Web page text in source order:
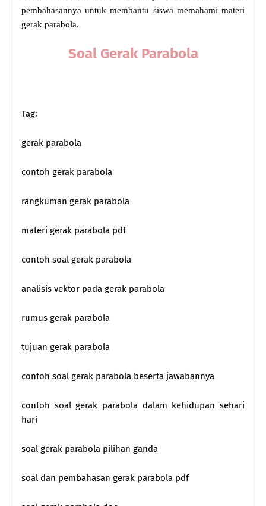
pembahasannya untuk membantu siswa memahami materi
gerak parabola.
Soal Gerak Parabola
Tag:
gerak parabola
contoh gerak parabola
rangkuman gerak parabola
materi gerak parabola pdf
contoh soal gerak parabola
analisis vektor pada gerak parabola
rumus gerak parabola
tujuan gerak parabola
contoh soal gerak parabola beserta jawabannya
contoh soal gerak parabola dalam kehidupan sehari
hari
soal gerak parabola pilihan ganda
soal dan pembahasan gerak parabola pdf